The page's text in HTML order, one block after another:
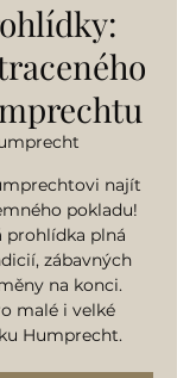
najít
pokladu!
prohlídka plná
zábavných
na konci.
malé i velké
Humprecht.